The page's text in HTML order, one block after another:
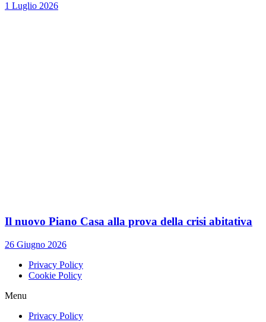
1 Luglio 2026
Il nuovo Piano Casa alla prova della crisi abitativa
26 Giugno 2026
Privacy Policy
Cookie Policy
Menu
Privacy Policy